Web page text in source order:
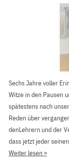
Sechs Jahre voller
Witze in den Pausen
spätestens nach
Reden über
denLehrern und der
dass jetzt jeder
Weiter lesen »